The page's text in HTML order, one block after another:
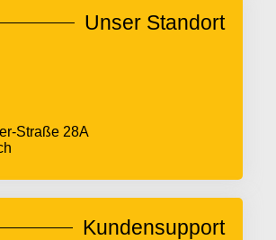
Unser Standort
Straße 28A
Kundensupport